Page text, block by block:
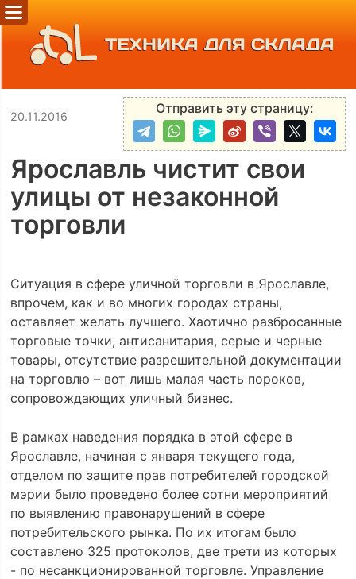
ТЕХНИКА ДЛЯ СКЛАДА
Отправить эту страницу:
20.11.2016
Ярославль чистит свои
улицы от незаконной
торговли
Ситуация в сфере уличной торговли в Ярославле,
впрочем, как и во многих городах страны,
оставляет желать лучшего. Хаотично разбросанные
торговые точки, антисанитария, серые и черные
товары, отсутствие разрешительной документации
на торговлю – вот лишь малая часть пороков,
сопровождающих уличный бизнес.
В рамках наведения порядка в этой сфере в
Ярославле, начиная с января текущего года,
отделом по защите прав потребителей городской
мэрии было проведено более сотни мероприятий
по выявлению правонарушений в сфере
потребительского рынка. По их итогам было
составлено 325 протоколов, две трети из которых
- по несанкционированной торговле. Управление